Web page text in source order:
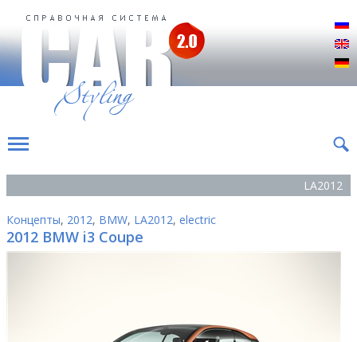
LA2012
Концепты, 2012, BMW, LA2012, electric
2012 BMW i3 Coupe